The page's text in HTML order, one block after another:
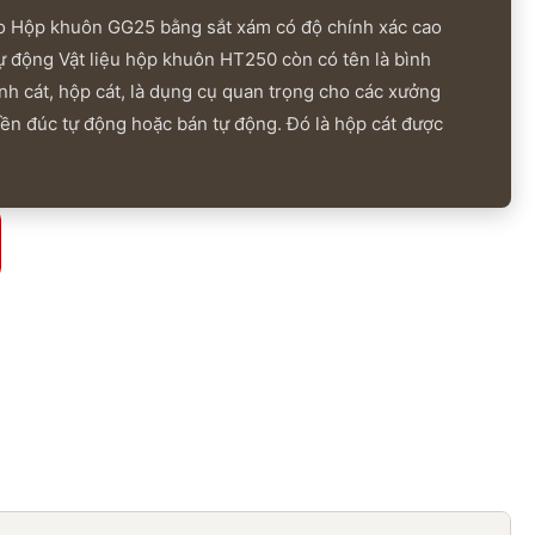
Hộp khuôn GG25 bằng sắt xám có độ chính xác cao
động Vật liệu hộp khuôn HT250 còn có tên là bình
cát, hộp cát, là dụng cụ quan trọng cho các xưởng
đúc tự động hoặc bán tự động. Đó là hộp cát được